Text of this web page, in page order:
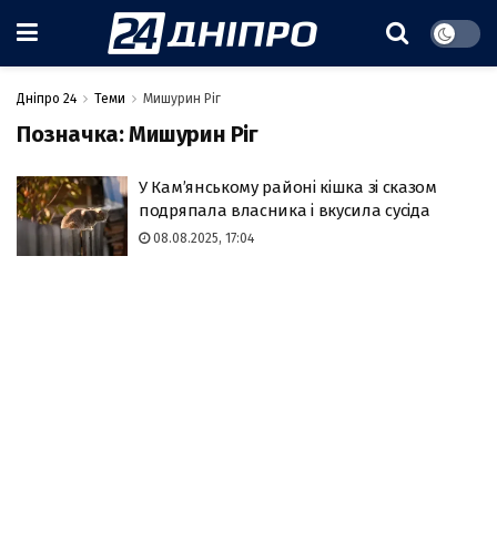
Дніпро 24 Теми Мишурин Ріг
Позначка:Мишурин Ріг
У Кам’янському районі кішка зі сказом
подряпала власника і вкусила сусіда
08.08.2025, 17:04